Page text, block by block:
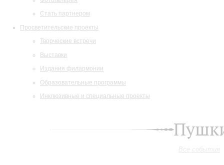
Стать партнером
Просветительские проекты
Творческие встречи
Выставки
Издания филармонии
Образовательные программы
Инклюзивные и специальные проекты
Все события